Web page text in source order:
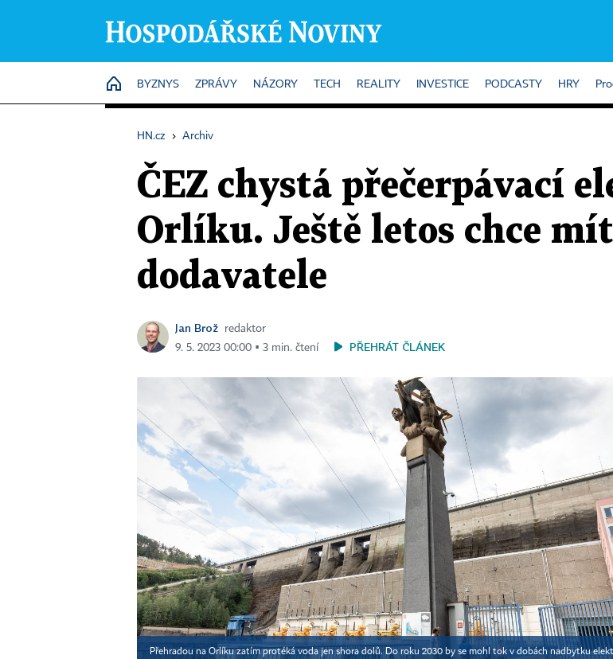
HOME
BYZNYS ZPRÁVY NÁZORY TECH REALITY INVESTICE PODCASTY HRY
HN.cz › Archiv
ČEZ chystá přečerpávací
Orlíku. Ještě letos chce
dodavatele
Jan Brož
redaktor
9. 5. 2023 00:00 ▪ 3 min. čtení
PŘEHRÁT ČLÁNEK
Přehradou na Orlíku zatím protéká voda jen shora dolů. Do roku 2030 by se mohl tok v dobách nadbytku